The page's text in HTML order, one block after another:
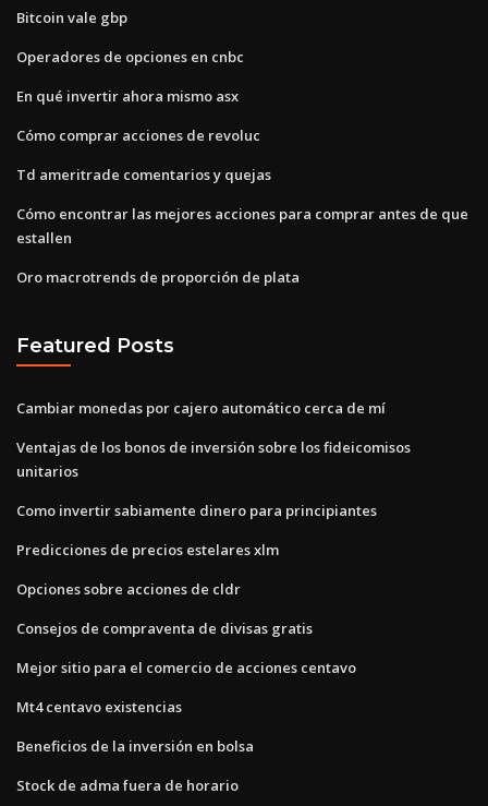
Bitcoin vale gbp
Operadores de opciones en cnbc
En qué invertir ahora mismo asx
Cómo comprar acciones de revoluc
Td ameritrade comentarios y quejas
Cómo encontrar las mejores acciones para comprar antes de que
estallen
Oro macrotrends de proporción de plata
Featured Posts
Cambiar monedas por cajero automático cerca de mí
Ventajas de los bonos de inversión sobre los fideicomisos
unitarios
Como invertir sabiamente dinero para principiantes
Predicciones de precios estelares xlm
Opciones sobre acciones de cldr
Consejos de compraventa de divisas gratis
Mejor sitio para el comercio de acciones centavo
Mt4 centavo existencias
Beneficios de la inversión en bolsa
Stock de adma fuera de horario